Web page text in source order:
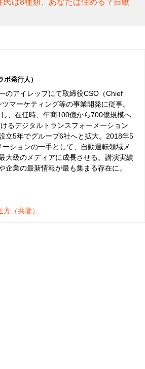
発行人）
のアイレップにて取締役CSO（Chief
マーケティング等の事業開発に従事。
、在任時、年商100億から700億規模へ
るデジタルトランスフォーメーション
立5年でグループ6社へと拡大。2018年5
ションの一手として、自動運転領域メ
大級のメディアに成長させる。講演実績
業の最新情報が最も集まる存在に。
（共著）